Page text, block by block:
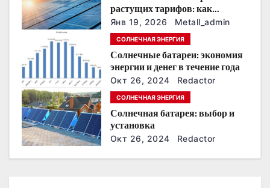
о
а
п
и
с
я
растущих тарифов: как
сохранить
энергонезависимость в
ближайшие годы
Янв 19, 2026 Metall_admin
СОЛНЕЧНАЯ ЭНЕРГИЯ
Солнечные батареи: экономия
энергии и денег в течение года
Окт 26, 2024 Redactor
СОЛНЕЧНАЯ ЭНЕРГИЯ
Солнечная батарея: выбор и
установка
Окт 26, 2024 Redactor